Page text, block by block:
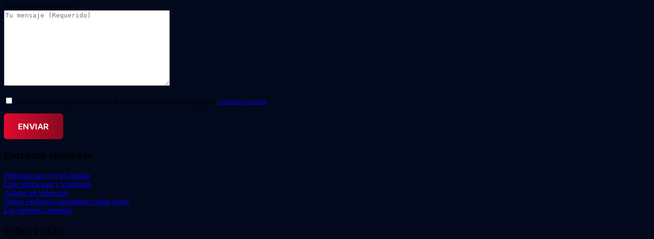
Tu mensaje (Necesario)
Doy mi consentimiento para el tratamiento de mis datos personales. He leído y acepto la política de privacidad. *
Entradas recientes
Películas para ver en familia
Cine refrescante y veraniego
Adopta un videoclub
Sorteo exclusivo suscriptores tarifa plana
Las mejores comedias
Video Instan